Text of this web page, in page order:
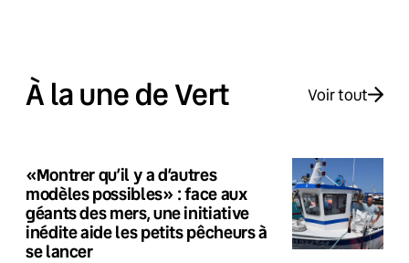
À la une de Vert Voir tout
«Montrer qu’il y a d’autres
modèles possibles» : face aux
géants des mers, une initiative
inédite aide les petits pêcheurs à
se lancer